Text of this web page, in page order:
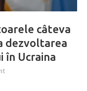
câteva
dezvoltarea
în Ucraina